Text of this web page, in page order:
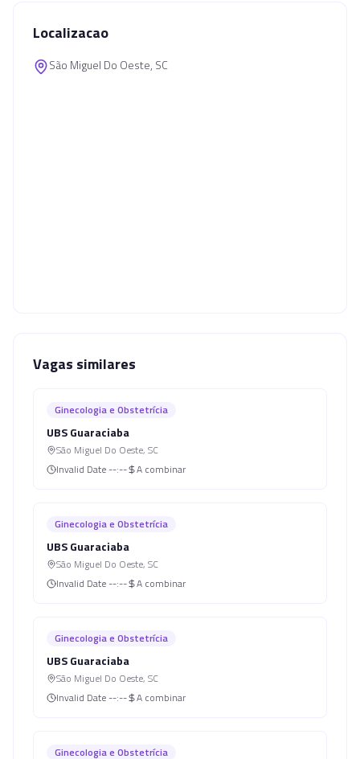
Localizacao
São Miguel Do Oeste, SC
Vagas similares
Ginecologia e Obstetrícia
UBS Guaraciaba
São Miguel Do Oeste, SC
Invalid Date --:-- A combinar
Ginecologia e Obstetrícia
UBS Guaraciaba
São Miguel Do Oeste, SC
Invalid Date --:-- A combinar
Ginecologia e Obstetrícia
UBS Guaraciaba
São Miguel Do Oeste, SC
Invalid Date --:-- A combinar
Ginecologia e Obstetrícia